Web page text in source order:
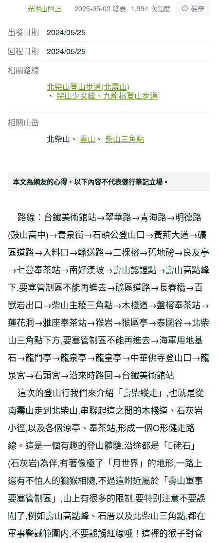
光明山阿正 2025-05-02 發表 1,994 次點閱 檢舉
出發日期
2024/05/25
回程日期
2024/05/25
相關路線
北柴山登山步道(北壽山)
柴山少女峰、九龍榕登山步道
相關山岳
北柴山
壽山 柴山三角點
本文為網友的心得，以下內容不代表健行筆記立場。
路線：台鐵美術館站→翠華路→青海路→明德路
(鼓山高中)→青泉街→石頭公登山口→黃荊大道→礦
區道路→入料口→輸送路→二棵榕→舊地磅→良友亭
→七蔓奉茶站→南好漢坡→壽山認證點→壽山高點峰
下,要塞管制區不能再進去→礦區道路→長春橋→百
獸岩出口→柴山主稜三角點→木棧道→盤榕奉茶站→
蓮花洞→雅座奉茶站→猴岩→猴區亭→泰國谷→北柴
山三角點下方,要塞管制區不能再進去→海軍用地基
石→龍門亭→龍泉亭→龍皇亭→中華佛寺登山口→龍
泉宮→石頭宮→沿來時路回→台鐵美術館站
這次的登山行我們來介紹「壽柴縱走」,也就是從
南壽山走到北柴山,串聯起這之間的木棧道、石灰岩
小徑,以及各個涼亭、奉茶站,形成一個O形健走路
線。這是一個有趣的登山體驗,沿途都是「硓石」
(石灰岩)為伴,有著像極了「月世界」的地形,一路上
還有不怕人的獮猴相隨,不過這附近屬於「壽山軍事
要塞管制區」,山上有很多的限制,要特别注意不要誤
闖了,例如壽山高點峰、石厝以及北柴山三角點,都在
軍事警誡範圍内,不要誤觸紅線哦！這裡的猴子對食